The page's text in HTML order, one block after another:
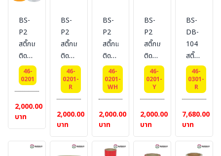
BS-
P2
สติ๊กเกอร์
ติด
ยาน
พาหนะ
Reflective
ยี่ห้อ
BESTSAFE
มาตรฐาน
E21
46-
0201
2,000.00
บาท
BS-
P2
สติ๊กเกอร์
ติด
ยาน
พาหนะ
Reflective
สี
แดง
ยี่ห้อ
BESTSAFE
มาตรฐาน
46-
0201-
R
2,000.00
บาท
BS-
P2
สติ๊กเกอร์
ติด
ยาน
พาหนะ
Reflective
สีขาว
ยี่ห้อ
BESTSAFE
มาตรฐาน
E21
46-
0201-
WH
2,000.00
บาท
BS-
P2
สติ๊กเกอร์
ติด
ยาน
พาหนะ
Reflective
สี
เหลือง
ยี่ห้อ
BESTSAFE
มาตรฐาน
46-
0201-
Y
2,000.00
บาท
BS-
DB-
104
สติ๊กเกอร์
ติด
ยาน
พาหนะ
Dimond
Brighness
Grade
สี
แดง
46-
0301-
R
7,680.00
บาท